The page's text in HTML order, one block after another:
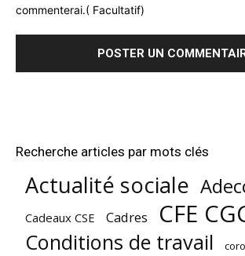
commenterai.( Facultatif)
Recherche articles par mots clés
Actualité sociale
Cadeaux CSE Cadres CFE
Conditions de travail